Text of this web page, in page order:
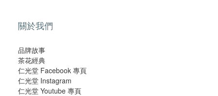
關於我們
品牌故事
茶花經典
仁光堂 Facebook 專頁
仁光堂 Instagram
仁光堂 Youtube 專頁